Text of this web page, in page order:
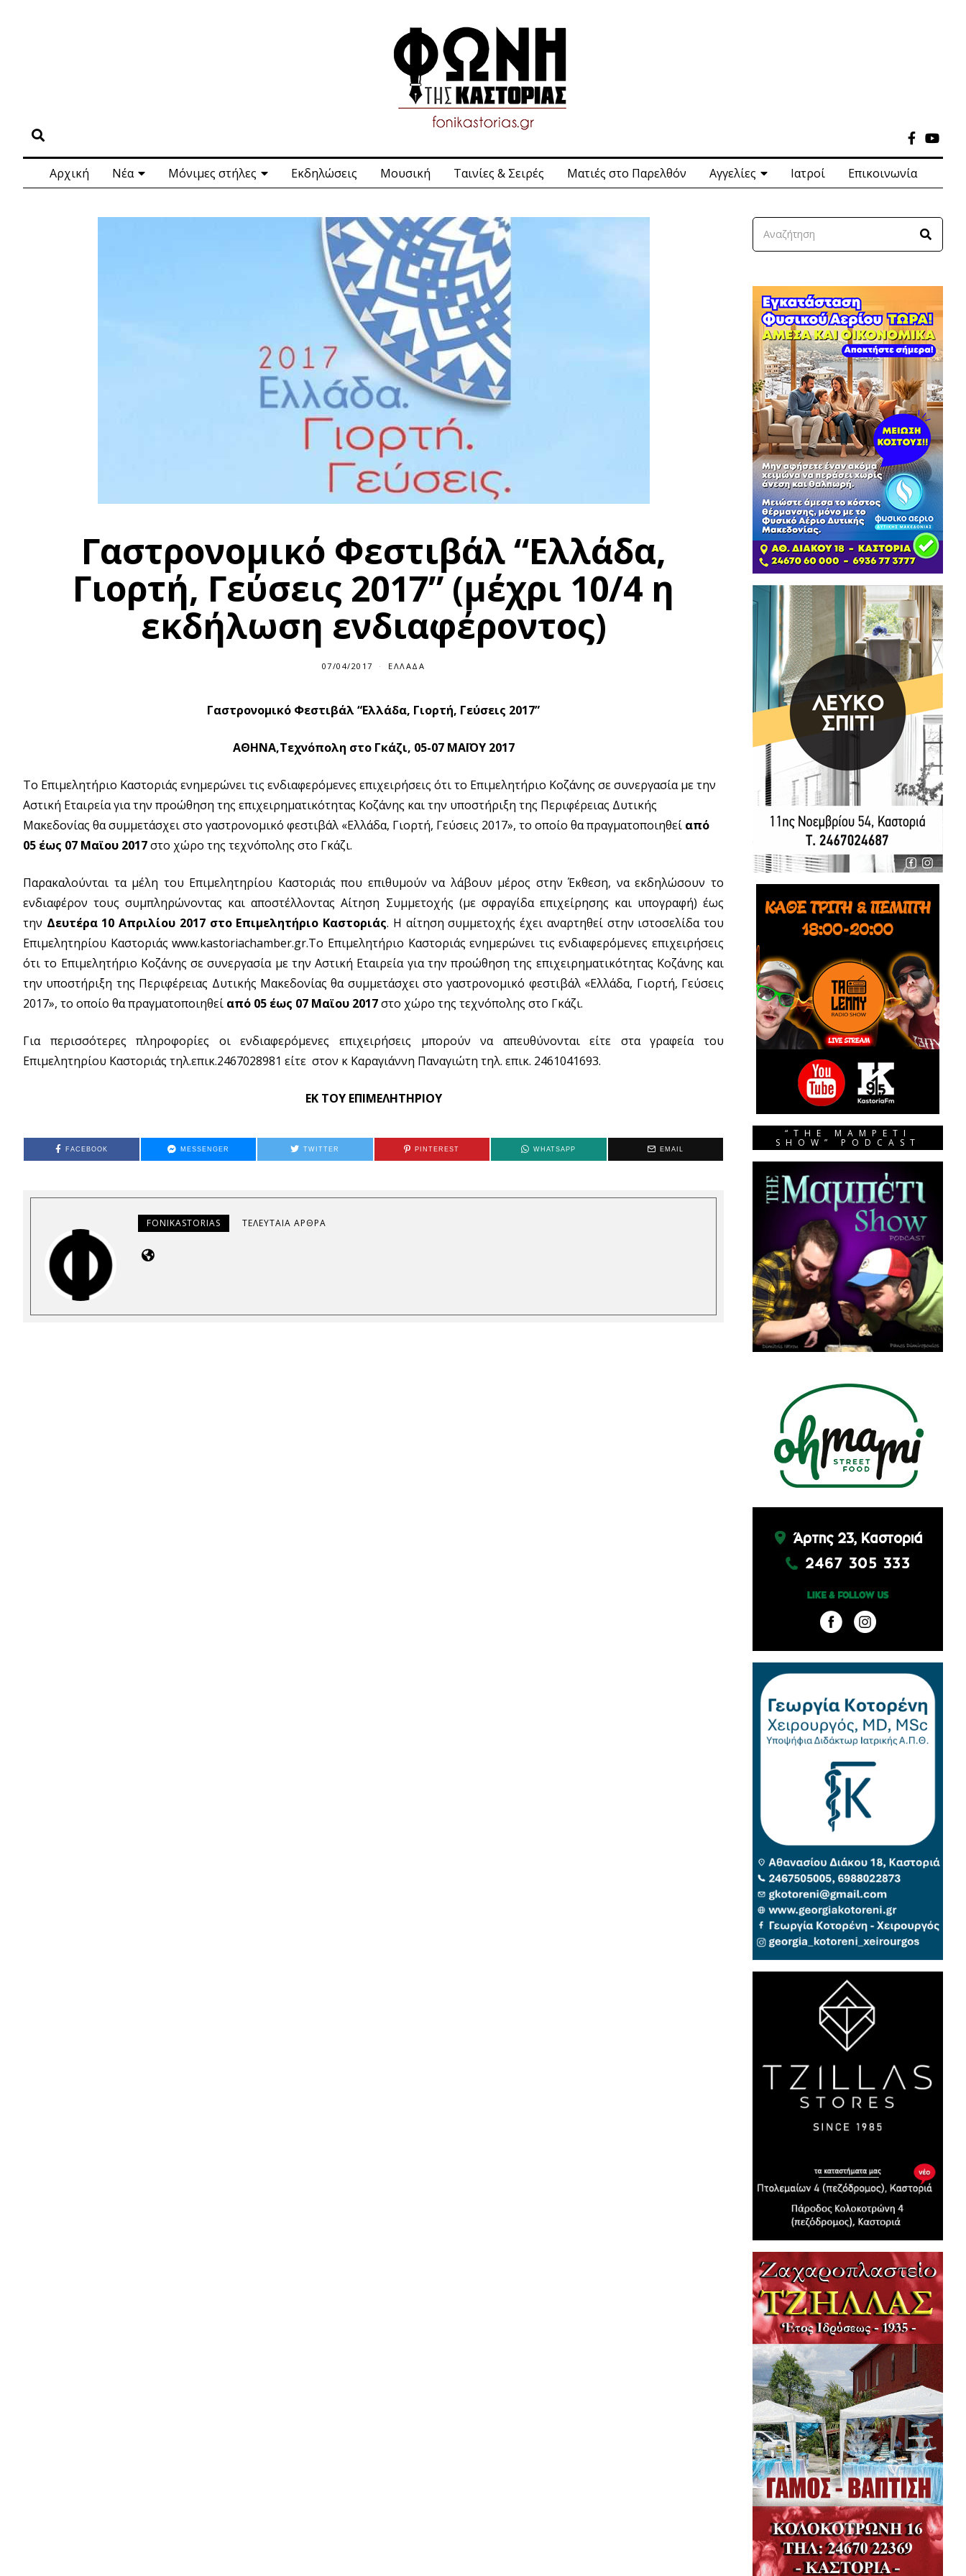
Αρχική Νέα Μόνιμες στήλες Εκδηλώσεις Μουσική Ταινίες & Σειρές Ματιές στο Παρελθόν Αγγελίες Ιατροί Επικοινωνία
Γαστρονομικό Φεστιβάλ “Ελλάδα,
Γιορτή, Γεύσεις 2017” (μέχρι 10/4 η
εκδήλωση ενδιαφέροντος)
07/04/2017 ΕΛΛΆΔΑ
Γαστρονομικό Φεστιβάλ “Ελλάδα, Γιορτή, Γεύσεις 2017”
ΑΘΗΝΑ,Τεχνόπολη στο Γκάζι, 05-07 ΜΑΪΟΥ 2017
Το Επιμελητήριο Καστοριάς ενημερώνει τις ενδιαφερόμενες επιχειρήσεις ότι το Επιμελητήριο Κοζάνης σε συνεργασία με την
Αστική Εταιρεία για την προώθηση της επιχειρηματικότητας Κοζάνης και την υποστήριξη της Περιφέρειας Δυτικής
Μακεδονίας θα συμμετάσχει στο γαστρονομικό φεστιβάλ «Ελλάδα, Γιορτή, Γεύσεις 2017», το οποίο θα πραγματοποιηθεί από
05 έως 07 Μαϊου 2017στο χώρο της τεχνόπολης στο Γκάζι.
Παρακαλούνται τα μέλη του Επιμελητηρίου Καστοριάς που επιθυμούν να λάβουν μέρος στην Έκθεση, να εκδηλώσουν το
ενδιαφέρον τους συμπληρώνοντας και αποστέλλοντας Αίτηση Συμμετοχής (με σφραγίδα επιχείρησης και υπογραφή) έως
την Δευτέρα 10 Απριλίου 2017 στο Επιμελητήριο Καστοριάς. Η αίτηση συμμετοχής έχει αναρτηθεί στην ιστοσελίδα του
Επιμελητηρίου Καστοριάς www.kastoriachamber.gr.Το Επιμελητήριο Καστοριάς ενημερώνει τις ενδιαφερόμενες επιχειρήσεις
ότι το Επιμελητήριο Κοζάνης σε συνεργασία με την Αστική Εταιρεία για την προώθηση της επιχειρηματικότητας Κοζάνης και
την υποστήριξη της Περιφέρειας Δυτικής Μακεδονίας θα συμμετάσχει στο γαστρονομικό φεστιβάλ «Ελλάδα, Γιορτή, Γεύσεις
2017», το οποίο θα πραγματοποιηθεί από 05 έως 07 Μαϊου 2017στο χώρο της τεχνόπολης στο Γκάζι.
Για περισσότερες πληροφορίες οι ενδιαφερόμενες επιχειρήσεις μπορούν να απευθύνονται είτε στα γραφεία του
Επιμελητηρίου Καστοριάς τηλ.επικ.2467028981 είτε στον κ Καραγιάννη Παναγιώτη τηλ. επικ. 2461041693.
ΕΚ ΤΟΥ ΕΠΙΜΕΛΗΤΗΡΙΟΥ
FACEBOOK MESSENGER TWITTER PINTEREST WHATSAPP EMAIL
FONIKASTORIAS ΤΕΛΕΥΤΑΊΑ ΆΡΘΡΑ
“THE MAMPETI
SHOW” PODCAST